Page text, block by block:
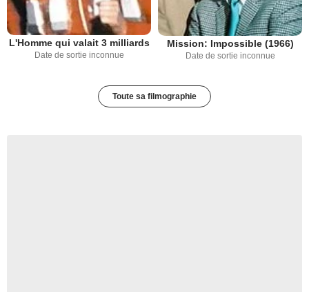
L'Homme qui valait 3 milliards
Date de sortie inconnue
Mission: Impossible (1966)
Date de sortie inconnue
Toute sa filmographie